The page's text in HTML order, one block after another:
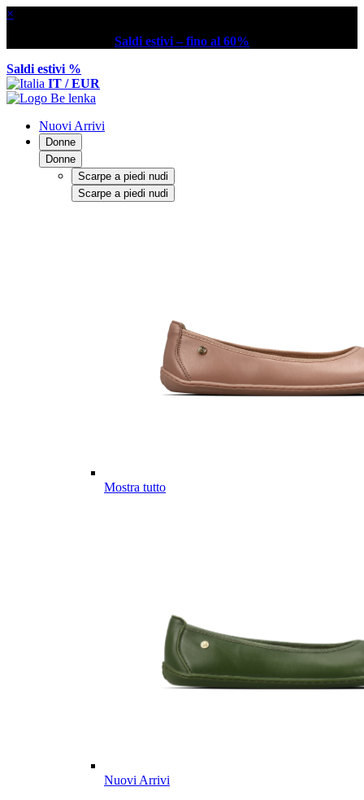
×
Saldi estivi – fino al 60%
Saldi estivi %
IT / EUR
Nuovi Arrivi
Donne
Donne
Scarpe a piedi nudi
Scarpe a piedi nudi
Mostra tutto
Nuovi Arrivi